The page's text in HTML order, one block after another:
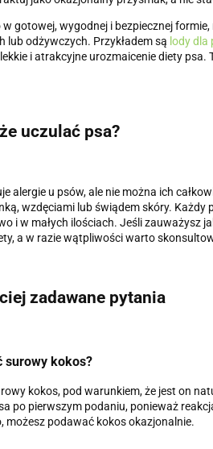
gotowej, wygodnej i bezpiecznej
lub odżywczych. Przykładem są lody dla
i atrakcyjne urozmaicenie diety
uczulać psa?
alergie u psów, ale nie można ich
wzdęciami lub świądem skóry.
i w małych ilościach. Jeśli zauważysz
a w razie wątpliwości warto
zadawane pytania
surowy kokos?
kokos, pod warunkiem, że jest on
po pierwszym podaniu, ponieważ
możesz podawać kokos okazjonalnie.